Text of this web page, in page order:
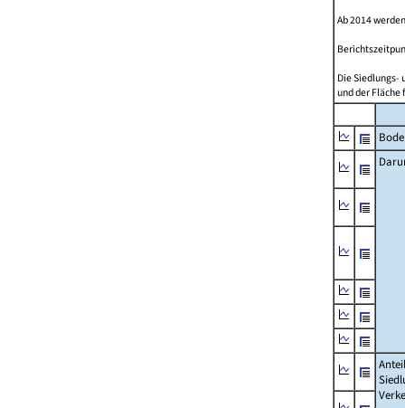
Ab 2014
Die Siedlungs-
und der Fläche